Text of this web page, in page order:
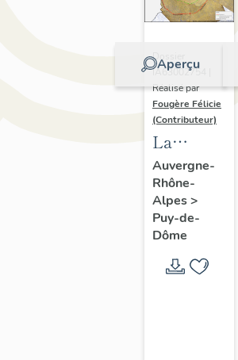
Aperçu
Dossier
IA63002754 |
Réalisé par
Fougère Félicie
(Contributeur)
La
ceinture
des
boulevards
de
Clermont-
Ferrand
Auvergne-
Rhône-
Alpes>
Puy-de-
Dôme